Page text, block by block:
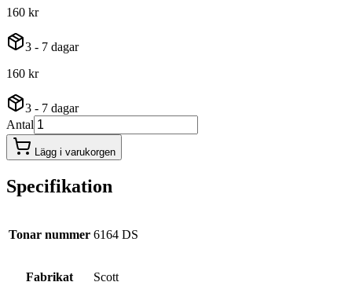
160 kr
3 - 7 dagar
160 kr
3 - 7 dagar
Antal
Lägg i varukorgen
Specifikation
Tonar nummer 6164 DS
Fabrikat Scott